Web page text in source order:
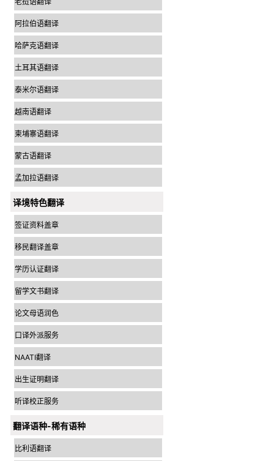
阿拉伯语翻译
哈萨克语翻译
土耳其语翻译
泰米尔语翻译
越南语翻译
柬埔寨语翻译
蒙古语翻译
孟加拉语翻译
译境特色翻译
签证资料盖章
移民翻译盖章
学历认证翻译
留学文书翻译
论文母语润色
口译外派服务
NAATI翻译
出生证明翻译
听译校正服务
翻译语种-稀有语种
比利语翻译